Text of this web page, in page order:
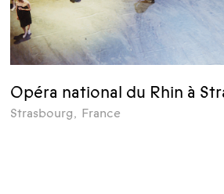
Opéra national du Rhin à
Strasbourg, France